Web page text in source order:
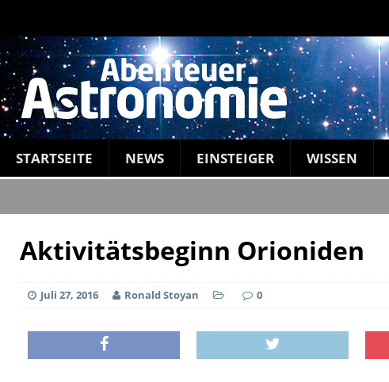
STARTSEITE NEWS EINSTEIGER WISSEN
Aktivitätsbeginn Orioniden
Juli 27, 2016 Ronald Stoyan 0